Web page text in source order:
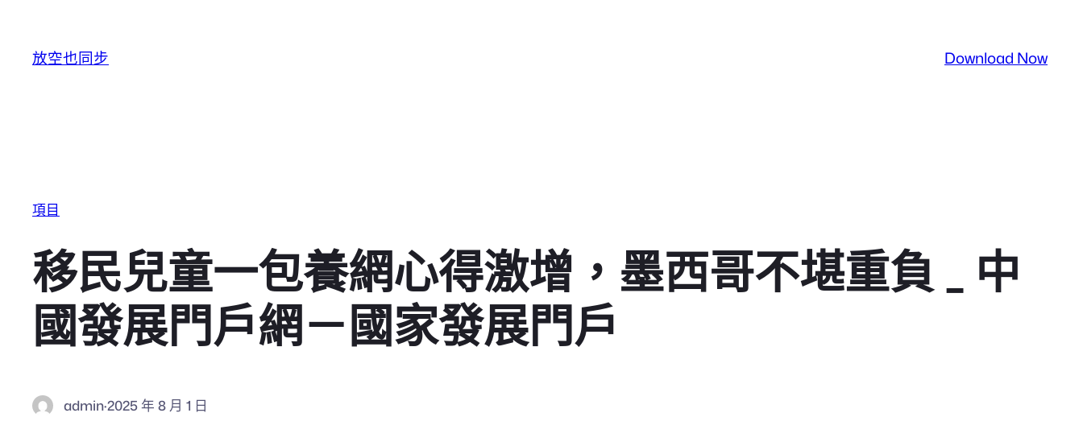
放空也同步 Download Now
項目
移民兒童一包養網心得激增，墨西哥不堪重負 _ 中
國發展門戶網－國家發展門戶
admin·2025 年 8 月 1 日